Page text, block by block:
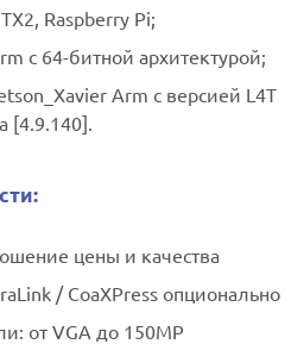
Raspberry Pi;
с 64-битной архитектурой;
Arm с версией L4T
[4.9.140].
цены и качества
/ CoaXPress опционально
от VGA до 150MP